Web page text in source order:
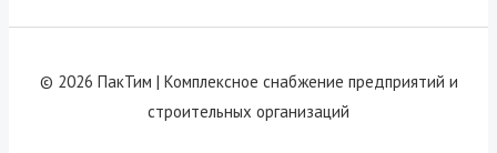
© 2026 ПакТим | Комплексное снабжение предприятий и
строительных организаций